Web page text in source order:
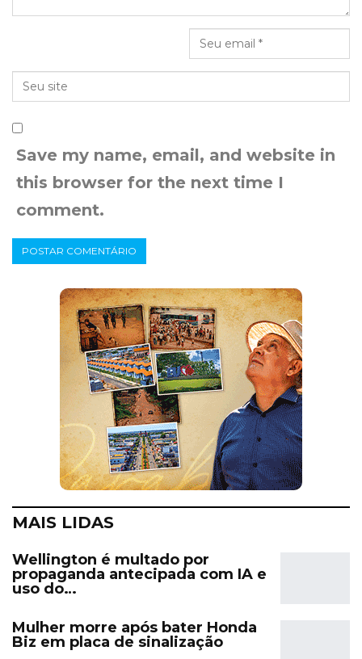
Save my name, email, and website in
this browser for the next time I
comment.
MAIS LIDAS
Wellington é multado por
propaganda antecipada com IA e
uso do…
Mulher morre após bater Honda
Biz em placa de sinalização